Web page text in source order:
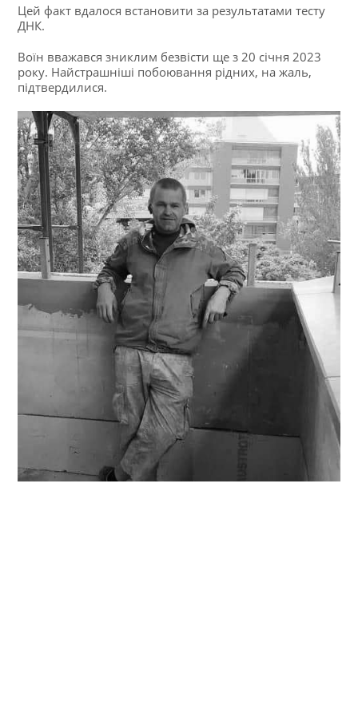
Цей факт вдалося встановити за результатами тесту
ДНК.
Воїн вважався зниклим безвісти ще з 20 січня 2023
року. Найстрашніші побоювання рідних, на жаль,
підтвердилися.